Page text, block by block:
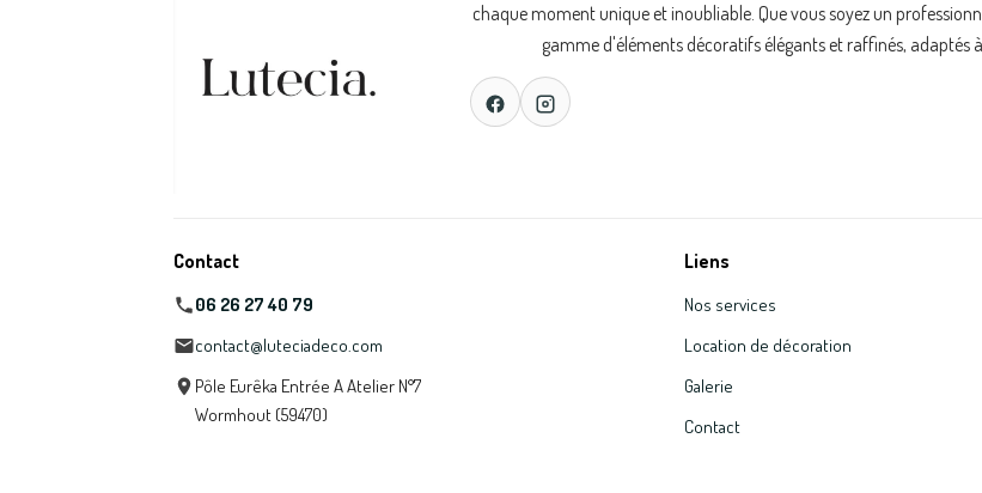
chaque moment unique et inoubliable. Que vous soyez un
gamme d'éléments décoratifs élégants et raffinés, adaptés
Contact
06 26 27 40 79
contact@luteciadeco.com
Pôle Eurêka Entrée A Atelier N°7
Wormhout (59470)
Liens
Nos services
Location de décoration
Galerie
Contact